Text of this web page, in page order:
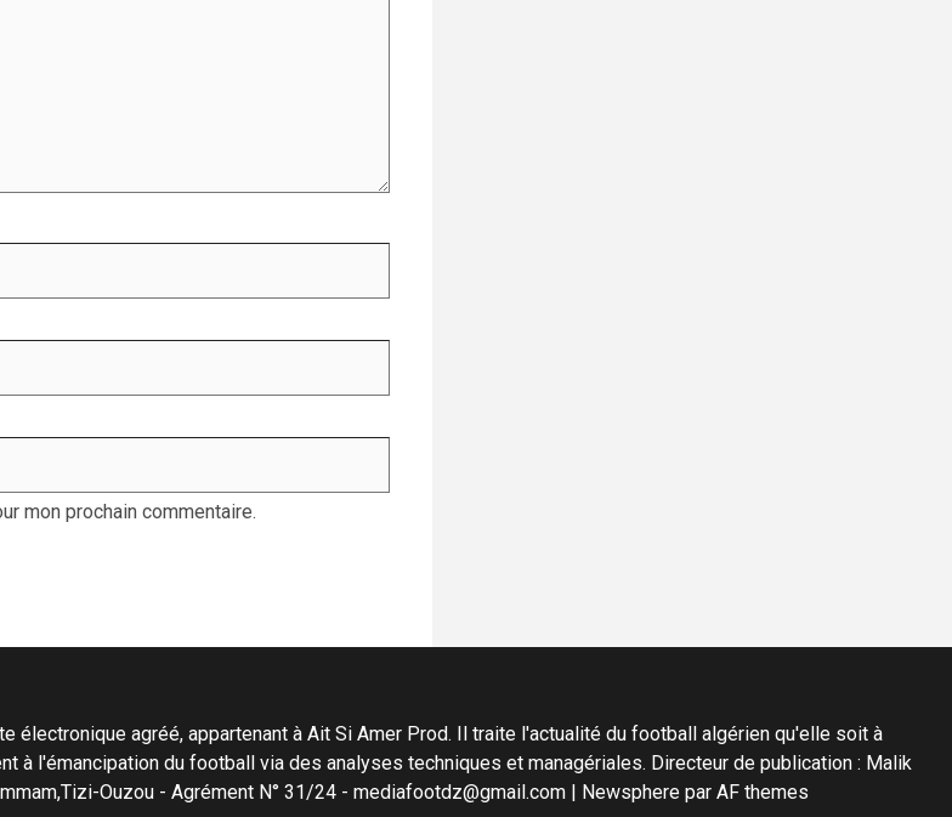
mon prochain commentaire.
agréé, appartenant à Ait Si Amer Prod. Il traite l'actualité du football algérien qu'elle soit à
à l'émancipation du football via des analyses techniques et managériales. Directeur de publication : Malik
Ouzou - Agrément N° 31/24 - mediafootdz@gmail.com | Newsphere par AF themes